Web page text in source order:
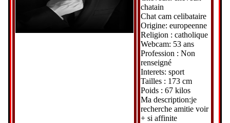
chatain
Chat cam celibataire
Origine: europeenne
Religion : catholique
Webcam: 53 ans
Profession : Non
renseigné
Interets: sport
Tailles : 173 cm
Poids : 67 kilos
Ma description:je
recherche amitie voir
+ si affinite